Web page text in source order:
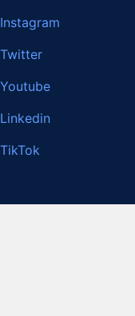
Instagram
Twitter
Youtube
Linkedin
TikTok